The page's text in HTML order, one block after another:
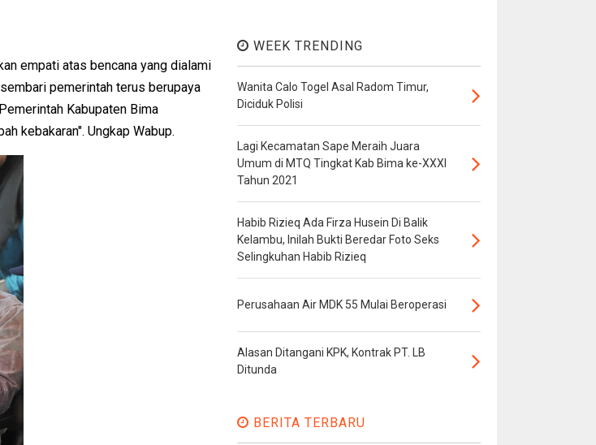
empati atas bencana yang dialami
pemerintah terus berupaya
Kabupaten Bima
kebakaran". Ungkap Wabup.
WEEK TRENDING
Wanita Calo Togel Asal Radom Timur,
Diciduk Polisi
Lagi Kecamatan Sape Meraih Juara
Umum di MTQ Tingkat Kab Bima ke-XXXI
Tahun 2021
Habib Rizieq Ada Firza Husein Di Balik
Kelambu, Inilah Bukti Beredar Foto Seks
Selingkuhan Habib Rizieq
Perusahaan Air MDK 55 Mulai Beroperasi
Alasan Ditangani KPK, Kontrak PT. LB
Ditunda
BERITA TERBARU